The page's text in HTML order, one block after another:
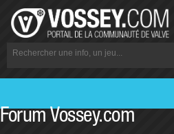
Forum Vossey.com